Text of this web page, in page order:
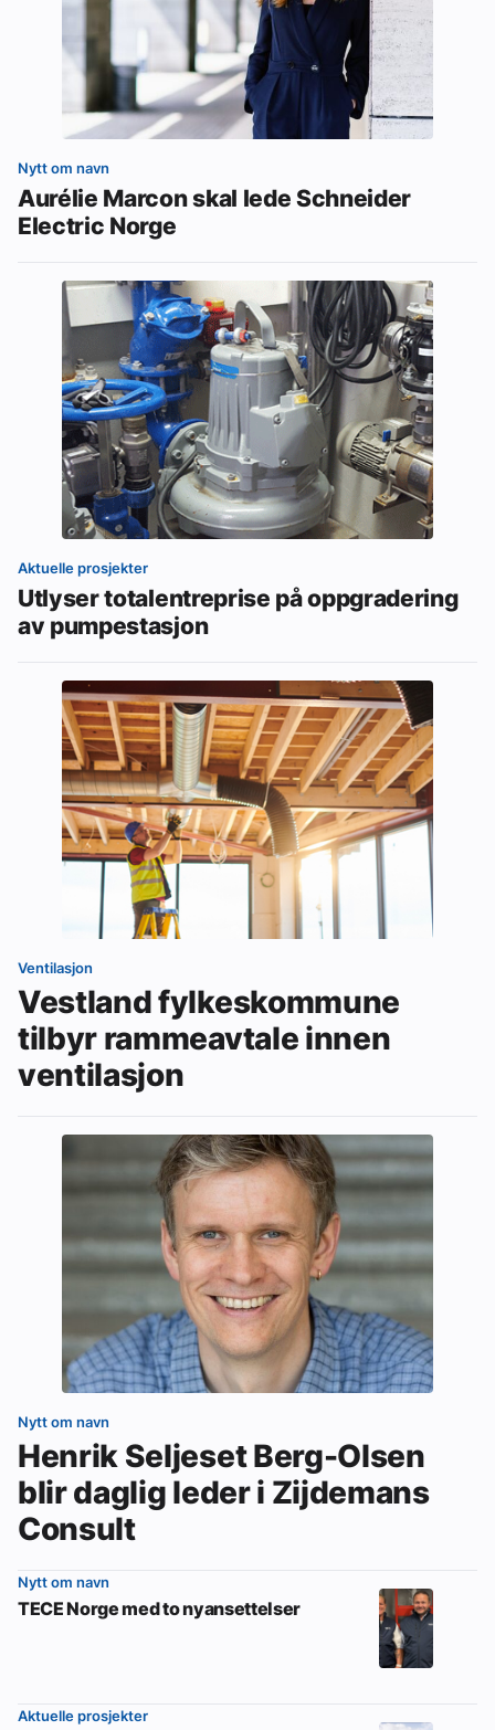
Nytt om navn
Aurélie Marcon skal lede Schneider
Electric Norge
Aktuelle prosjekter
Utlyser totalentreprise på oppgradering
av pumpestasjon
Ventilasjon
Vestland fylkeskommune
tilbyr rammeavtale innen
ventilasjon
Nytt om navn
Henrik Seljeset Berg-Olsen
blir daglig leder i Zijdemans
Consult
Nytt om navn
TECE Norge med to nyansettelser
Aktuelle prosjekter